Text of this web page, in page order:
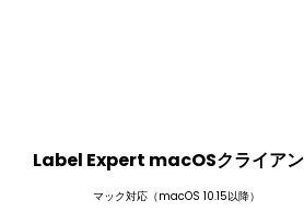
Label Expert macOSクライアン
マック対応（macOS 10.15以降）